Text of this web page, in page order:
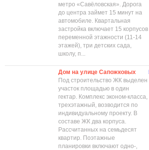
метро «Савёловская». Дорога
до центра займет 15 минут на
автомобиле. Квартальная
застройка включает 15 корпусов
переменной этажности (11-14
этажей), три детских сада,
школу, п...
Дом на улице Сапожковых
Под строительство ЖК выделен
участок площадью в один
гектар. Комплекс эконом-класса,
трехэтажный, возводится по
индивидуальному проекту. В
составе ЖК два корпуса.
Рассчитанных на семьдесят
квартир. Поэтажные
планировки включают одно-,